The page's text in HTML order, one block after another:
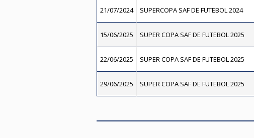
21/07/2024 SUPERCOPA SAF DE FUTEBOL 2024
15/06/2025 SUPER COPA SAF DE FUTEBOL 2025
22/06/2025 SUPER COPA SAF DE FUTEBOL 2025
29/06/2025 SUPER COPA SAF DE FUTEBOL 2025